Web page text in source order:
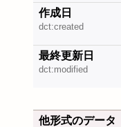
作成日
dct:created
最終更新日
dct:modified
他形式のデータ